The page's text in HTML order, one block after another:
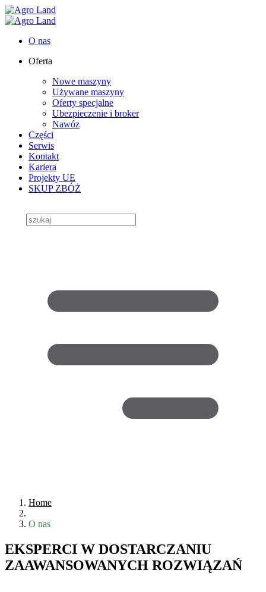
O nas
Oferta
Nowe maszyny
Używane maszyny
Oferty specjalne
Ubezpieczenie i broker
Nawóz
Części
Serwis
Kontakt
Kariera
Projekty UE
SKUP ZBÓŻ
Home
O nas
EKSPERCI W DOSTARCZANIU
ZAAWANSOWANYCH ROZWIĄZAŃ